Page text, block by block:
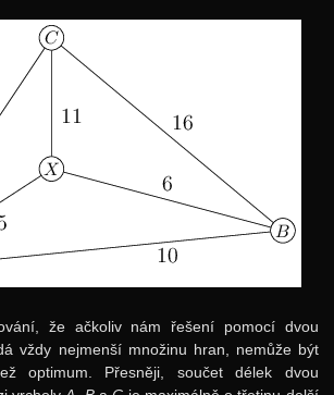
že ačkoliv nám řešení pomocí dvou
vždy nejmenší množinu hran, nemůže být
optimum. Přesněji, součet délek dvou